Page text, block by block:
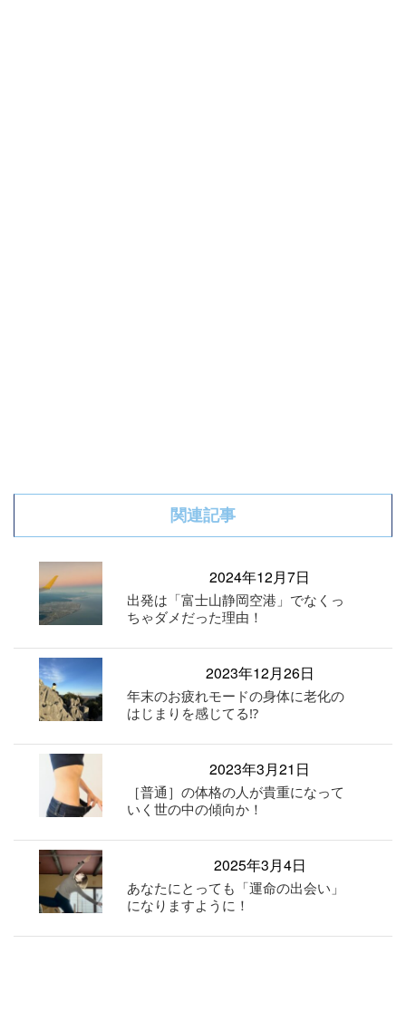
関連記事
2024年12月7日
出発は「富士山静岡空港」でなくっ
ちゃダメだった理由！
2023年12月26日
年末のお疲れモードの身体に老化の
はじまりを感じてる⁉︎
2023年3月21日
［普通］の体格の人が貴重になって
いく世の中の傾向か！
2025年3月4日
あなたにとっても「運命の出会い」
になりますように！